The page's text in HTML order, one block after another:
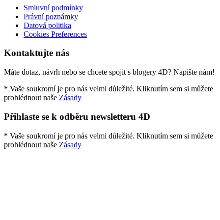
Smluvní podmínky
Právní poznámky
Datová politika
Cookies Preferences
Kontaktujte nás
Máte dotaz, návrh nebo se chcete spojit s blogery 4D? Napište nám!
* Vaše soukromí je pro nás velmi důležité. Kliknutím sem si můžete
prohlédnout naše Zásady
Přihlaste se k odběru newsletteru 4D
* Vaše soukromí je pro nás velmi důležité. Kliknutím sem si můžete
prohlédnout naše Zásady